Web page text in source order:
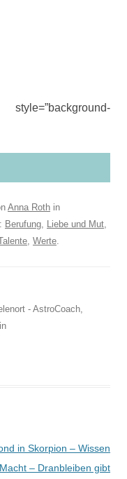
Anna Roth in
Berufung, Liebe und Mut,
, Werte.
- AstroCoach,
in Skorpion – Wissen
– Dranbleiben gibt